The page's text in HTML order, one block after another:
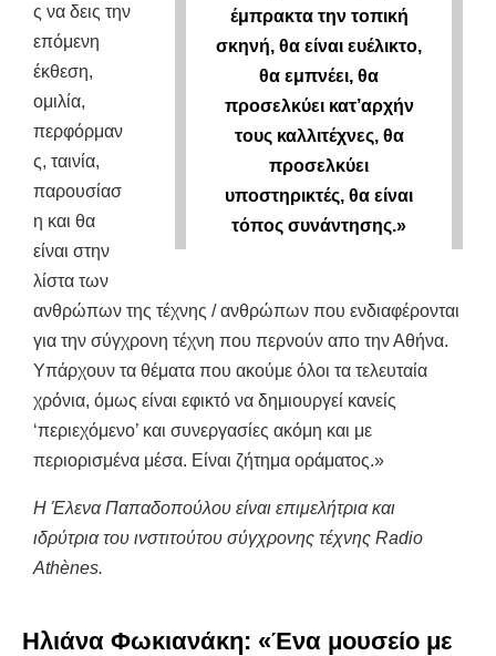
έμπρακτα την τοπική
σκηνή, θα είναι ευέλικτο,
θα εμπνέει, θα
προσελκύει κατ’αρχήν
τους καλλιτέχνες, θα
προσελκύει
υποστηρικτές, θα είναι
τόπος συνάντησης.»
ς να δεις την
επόμενη
έκθεση,
ομιλία,
περφόρμαν
ς, ταινία,
παρουσίασ
η και θα
είναι στην
λίστα των
ανθρώπων της τέχνης / ανθρώπων που ενδιαφέρονται
για την σύγχρονη τέχνη που περνούν απο την Αθήνα.
Υπάρχουν τα θέματα που ακούμε όλοι τα τελευταία
χρόνια, όμως είναι εφικτό να δημιουργεί κανείς
‘περιεχόμενο’ και συνεργασίες ακόμη και με
περιορισμένα μέσα. Είναι ζήτημα οράματος.»
Η Έλενα Παπαδοπούλου είναι επιμελήτρια και
ιδρύτρια του ινστιτούτου σύγχρονης τέχνης Radio
Athènes.
Ηλιάνα Φωκιανάκη: «Ένα μουσείο με